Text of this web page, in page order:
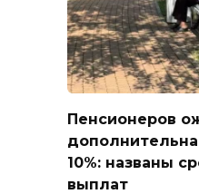
Пенсионеров
10%: названы
выплат